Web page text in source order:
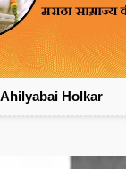
- Ahilyabai Holkar